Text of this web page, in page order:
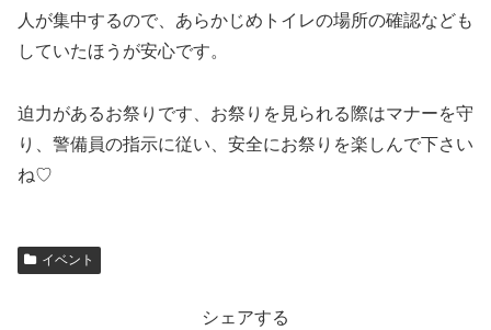
人が集中するので、あらかじめトイレの場所の確認なども
していたほうが安心です。
迫力があるお祭りです、お祭りを見られる際はマナーを守
り、警備員の指示に従い、安全にお祭りを楽しんで下さい
ね♡
イベント
シェアする